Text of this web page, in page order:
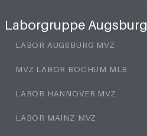
Laborgruppe Augsburg
LABOR AUGSBURG MVZ
MVZ LABOR BOCHUM MLB
LABOR HANNOVER MVZ
LABOR MAINZ MVZ